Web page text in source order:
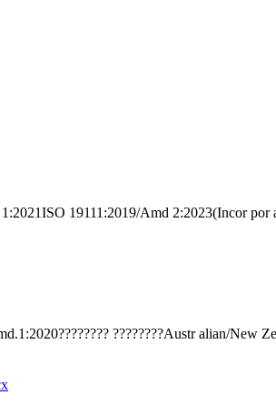
19111:2019/Amd 2:2023(Incor por
????????Austr alian/New